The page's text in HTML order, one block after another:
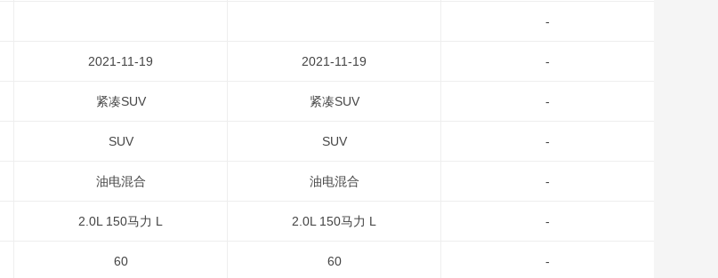
-
2021-11-19 2021-11-19 -
紧凑SUV 紧凑SUV -
SUV SUV -
油电混合 油电混合 -
2.0L 150马力 L 2.0L 150马力 L -
60 60 -